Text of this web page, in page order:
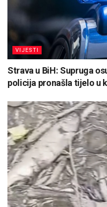
VIJESTI
Strava u BiH: Supruga
policija pronašla tijelo u